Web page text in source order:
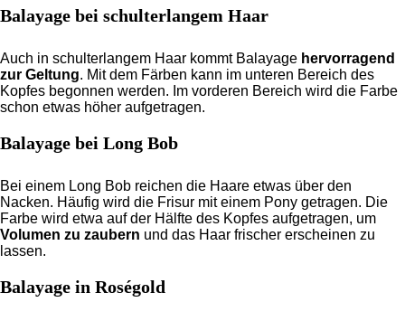
Balayage bei schulterlangem Haar
Auch in schulterlangem Haar kommt Balayage hervorragend
zur Geltung. Mit dem Färben kann im unteren Bereich des
Kopfes begonnen werden. Im vorderen Bereich wird die Farbe
schon etwas höher aufgetragen.
Balayage bei Long Bob
Bei einem Long Bob reichen die Haare etwas über den
Nacken. Häufig wird die Frisur mit einem Pony getragen. Die
Farbe wird etwa auf der Hälfte des Kopfes aufgetragen, um
Volumen zu zaubern und das Haar frischer erscheinen zu
lassen.
Balayage in Roségold